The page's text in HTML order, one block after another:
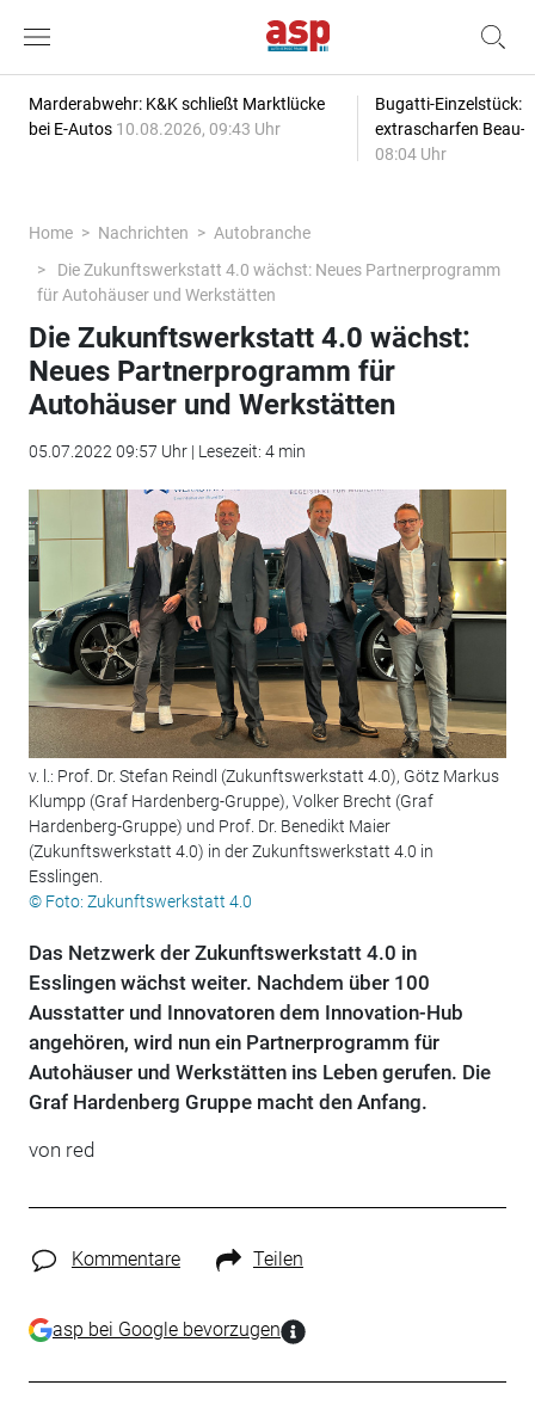
Marderabwehr: K&K schließt Marktlücke
bei E-Autos 10.08.2026, 09:43 Uhr
Bugatti-Einzelstück:
extrascharfen Beau-
08:04 Uhr
Home Nachrichten
Autobranche
Die Zukunftswerkstatt 4.0 wächst: Neues Partnerprogramm
für Autohäuser und Werkstätten
Die Zukunftswerkstatt 4.0 wächst:
Neues Partnerprogramm für
Autohäuser und Werkstätten
05.07.2022 09:57 Uhr | Lesezeit: 4 min
v. l.: Prof. Dr. Stefan Reindl (Zukunftswerkstatt 4.0), Götz Markus
Klumpp (Graf Hardenberg-Gruppe), Volker Brecht (Graf
Hardenberg-Gruppe) und Prof. Dr. Benedikt Maier
(Zukunftswerkstatt 4.0) in der Zukunftswerkstatt 4.0 in
Esslingen.
© Foto: Zukunftswerkstatt 4.0
Das Netzwerk der Zukunftswerkstatt 4.0 in
Esslingen wächst weiter. Nachdem über 100
Ausstatter und Innovatoren dem Innovation-Hub
angehören, wird nun ein Partnerprogramm für
Autohäuser und Werkstätten ins Leben gerufen. Die
Graf Hardenberg Gruppe macht den Anfang.
von red
Kommentare Teilen
asp bei Google bevorzugen